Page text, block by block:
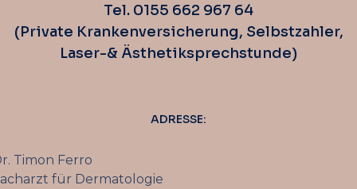
Tel. 0155 662 967 64
(Private Krankenversicherung, Selbstzahler,
Laser-& Ästhetiksprechstunde)
ADRESSE:
Timon Ferro
für Dermatologie